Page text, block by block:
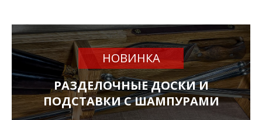
НОВИНКА
РАЗДЕЛОЧНЫЕ ДОСКИ И
ПОДСТАВКИ С ШАМПУРАМИ